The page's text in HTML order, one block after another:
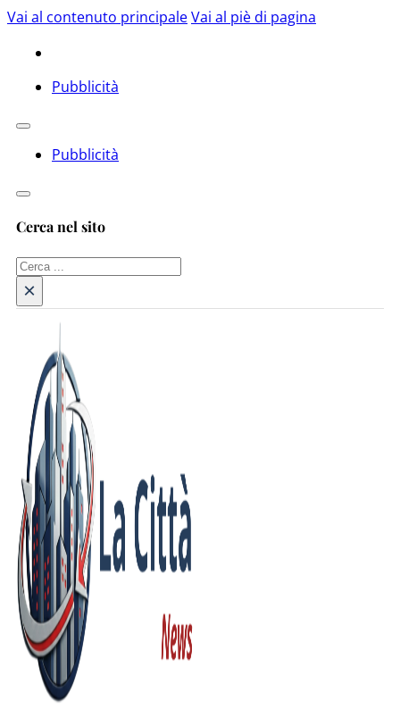
Vai al contenuto principaleVai al piè di pagina
Pubblicità
Pubblicità
Cerca nel sito
Cerca
×